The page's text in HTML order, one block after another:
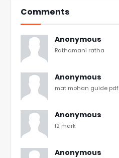
Comments
Anonymous
Rathamani ratha
Anonymous
mat mohan guide pdf
Anonymous
12 mark
Anonymous